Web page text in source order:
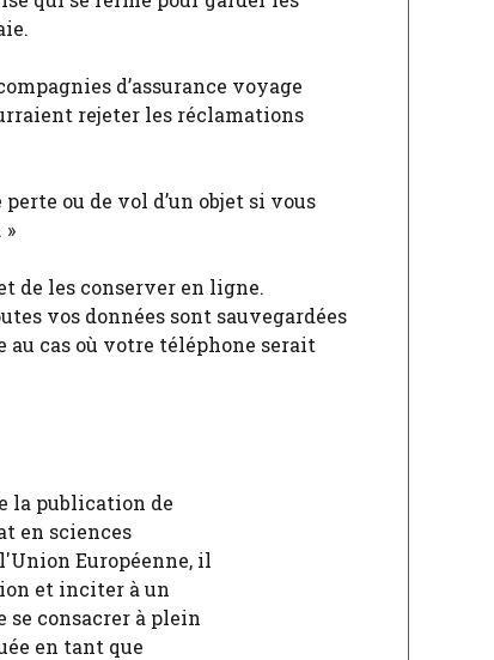
d’assurance voyage
rejeter les réclamations
ou de vol d’un objet si vous
de les conserver en ligne.
vos données sont sauvegardées
cas où votre téléphone serait
la publication de
en sciences
Européenne, il
et inciter à un
consacrer à plein
en tant que